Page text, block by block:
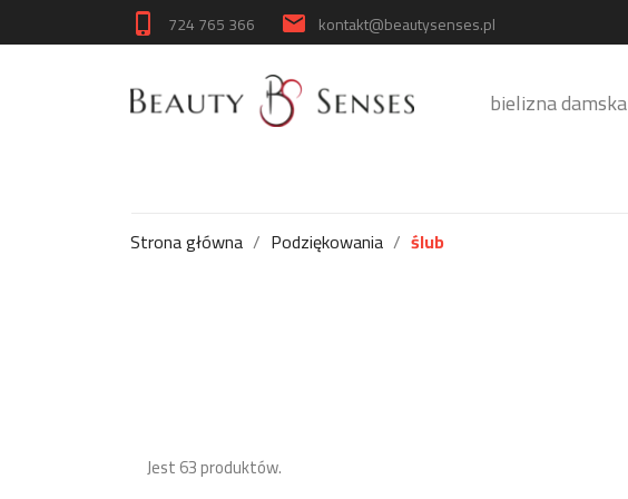
phone_iphone 724 765 366 email kontakt@beautysenses.pl
bielizna damska
Strona główna Podziękowania ślub
Jest 63 produktów.